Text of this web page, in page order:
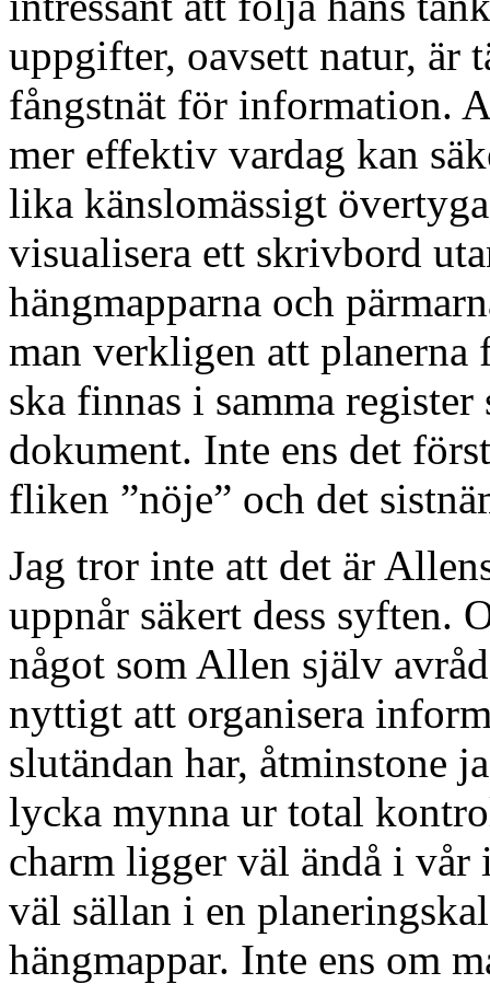
uppgifter, oavsett natur, är
fångstnät för information.
mer effektiv vardag kan
lika känslomässigt
visualisera ett skrivbord
hängmapparna och
man verkligen att planerna
ska finnas i samma
dokument. Inte ens det
fliken ”nöje” och det
Jag tror inte att det är
uppnår säkert dess syften.
något som Allen själv
nyttigt att organisera
slutändan har, åtminstone
lycka mynna ur total
charm ligger väl ändå i vår
väl sällan i en
hängmappar. Inte ens om